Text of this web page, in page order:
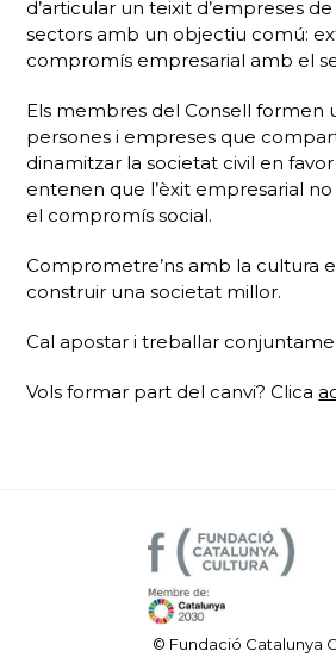
d’articular un teixit d’empreses
sectors amb un objectiu comú:
compromís empresarial amb el
Els membres del Consell formen
persones i empreses que
dinamitzar la societat civil en
entenen que l’èxit empresarial
el compromís social.
Comprometre’ns amb la cultura
construir una societat millor.
Cal apostar i treballar
Vols formar part del canvi? Clica
© Fundació Catalunya